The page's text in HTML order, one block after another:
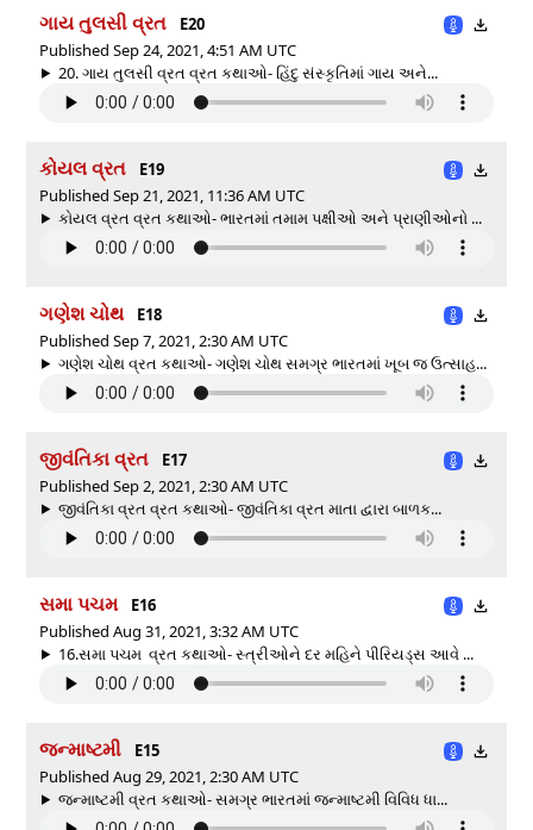
ગાય તુલસી વ્રત
E20
Published Sep 24, 2021, 4:51 AM UTC
20. ગાય તુલસી વ્રત વ્રત કથાઓ- હિંદુ સંસ્કૃતિમાં ગાય અને...
કોયલ વ્રત
E19
Published Sep 21, 2021, 11:36 AM UTC
કોયલ વ્રત વ્રત કથાઓ- ભારતમાં તમામ પક્ષીઓ અને પ્રાણીઓનો ...
ગણેશ ચોથ
E18
Published Sep 7, 2021, 2:30 AM UTC
ગણેશ ચોથ વ્રત કથાઓ- ગણેશ ચોથ સમગ્ર ભારતમાં ખૂબ જ ઉત્સાહ...
જીવંતિકા વ્રત
E17
Published Sep 2, 2021, 2:30 AM UTC
જીવંતિકા વ્રત વ્રત કથાઓ- જીવંતિકા વ્રત માતા દ્વારા બાળક...
સમા પચમ
E16
Published Aug 31, 2021, 3:32 AM UTC
16.સમા પચમ વ્રત કથાઓ- સ્ત્રીઓને દર મહિને પીરિયડ્સ આવે ...
જન્માષ્ટમી
E15
Published Aug 29, 2021, 2:30 AM UTC
જન્માષ્ટમી વ્રત કથાઓ- સમગ્ર ભારતમાં જન્માષ્ટમી વિવિધ ધા...